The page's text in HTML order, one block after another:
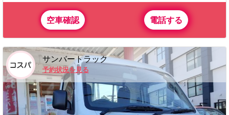
空車確認 電話する
サンバートラック
予約状況を見る